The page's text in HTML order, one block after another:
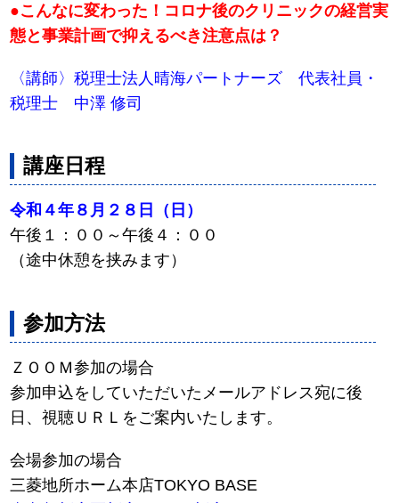
●こんなに変わった！コロナ後のクリニックの経営実
態と事業計画で抑えるべき注意点は？
〈講師〉税理士法人晴海パートナーズ 代表社員・
税理士 中澤 修司
講座日程
令和４年８月２８日（日）
午後１：００～午後４：００
（途中休憩を挟みます）
参加方法
ＺＯＯＭ参加の場合
参加申込をしていただいたメールアドレス宛に後
日、視聴ＵＲＬをご案内いたします。
会場参加の場合
三菱地所ホーム本店TOKYO BASE